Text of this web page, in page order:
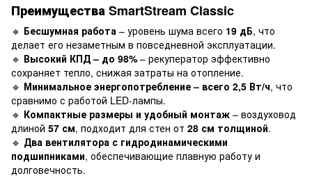
Преимущества SmartStream Classic
🔹 Бесшумная работа – уровень шума всего 19 дБ, что
делает его незаметным в повседневной эксплуатации.
🔹 Высокий КПД – до 98% – рекуператор эффективно
сохраняет тепло, снижая затраты на отопление.
🔹 Минимальное энергопотребление – всего 2,5 Вт/ч, что
сравнимо с работой LED-лампы.
🔹 Компактные размеры и удобный монтаж – воздуховод
длиной 57 см, подходит для стен от 28 см толщиной.
🔹 Два вентилятора с гидродинамическими
подшипниками, обеспечивающие плавную работу и
долговечность.